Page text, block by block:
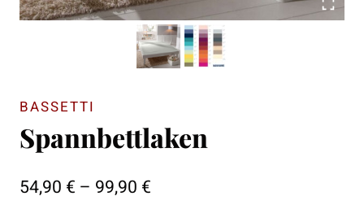
BASSETTI
Spannbettlaken
54,90 € – 99,90 €